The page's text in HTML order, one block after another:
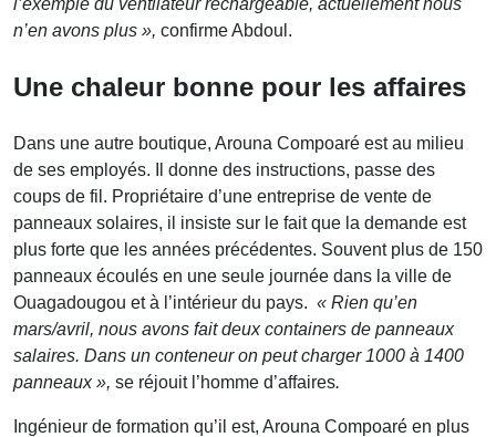
n’en avons plus », confirme Abdoul.
Une chaleur bonne pour les affaires
Dans une autre boutique, Arouna Compoaré est au milieu
de ses employés. Il donne des instructions, passe des
coups de fil. Propriétaire d’une entreprise de vente de
panneaux solaires, il insiste sur le fait que la demande est
plus forte que les années précédentes. Souvent plus de 150
panneaux écoulés en une seule journée dans la ville de
Ouagadougou et à l’intérieur du pays. « Rien qu’en
mars/avril, nous avons fait deux containers de panneaux
salaires. Dans un conteneur on peut charger 1000 à 1400
panneaux », se réjouit l’homme d’affaires.
Ingénieur de formation qu’il est, Arouna Compoaré en plus